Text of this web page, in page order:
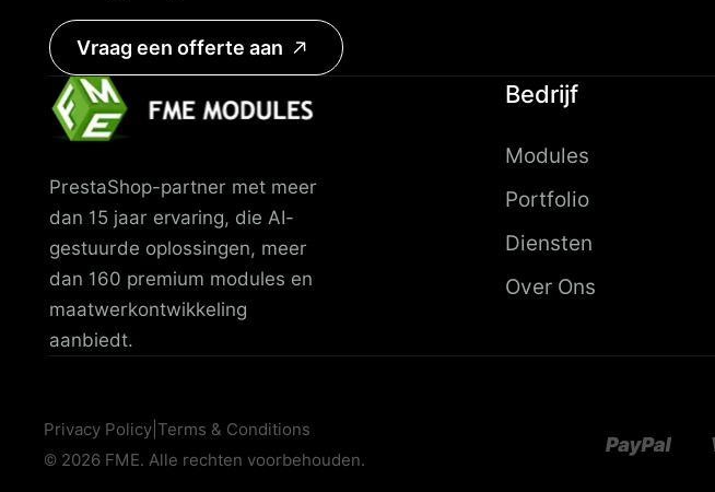
Vraag een offerte aan
PrestaShop-partner met meer
dan 15 jaar ervaring, die AI-
gestuurde oplossingen, meer
dan 160 premium modules en
maatwerkontwikkeling
aanbiedt.
Bedrijf
Modules
Portfolio
Diensten
Over Ons
Privacy Policy Terms & Conditions
© 2026 FME. Alle rechten voorbehouden.